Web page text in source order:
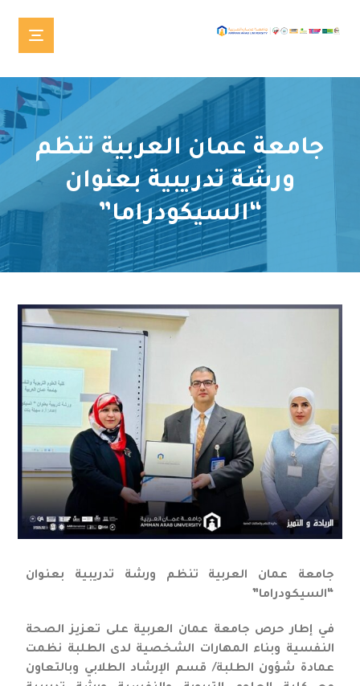
جامعة عمان العربية تنظم
ورشة تدريبية بعنوان
“السيكودراما”
جامعة عمان العربية تنظم ورشة تدريبية بعنوان
“السيكودراما”
في إطار حرص جامعة عمان العربية على تعزيز الصحة
النفسية وبناء المهارات الشخصية لدى الطلبة نظمت
عمادة شؤون الطلبة/ قسم الإرشاد الطلابي وبالتعاون